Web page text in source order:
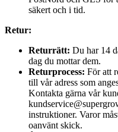
säkert och i tid.
Retur:
Returrätt: Du har 14
dag du mottar dem.
Returprocess: För att
till vår adress som
Kontakta gärna vår
instruktioner. Varor
oanvänt skick.